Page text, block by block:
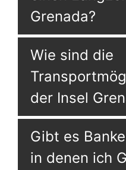
Grenada?
Wie sind die
der Insel
Gibt es
in denen ich